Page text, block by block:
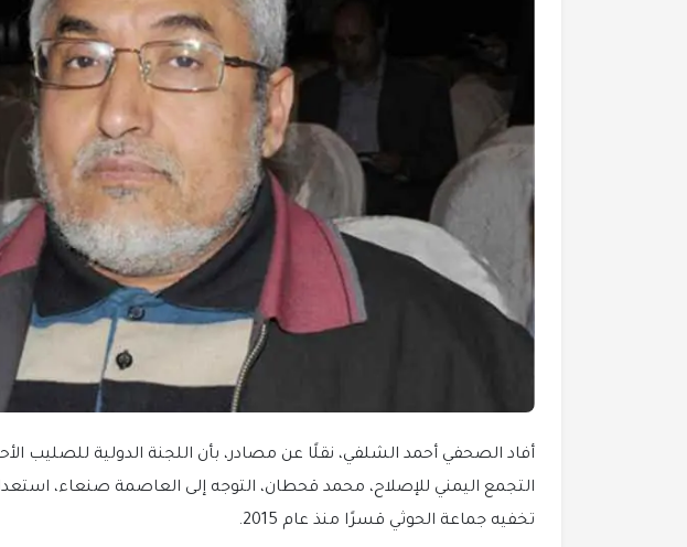
أفاد الصحفي أحمد الشلفي، نقلًا عن مصادر، بأن اللجنة الدولية للصليب
التجمع اليمني للإصلاح، محمد قحطان، التوجه إلى العاصمة صنعاء،
تخفيه جماعة الحوثي قسرًا منذ عام 2015.